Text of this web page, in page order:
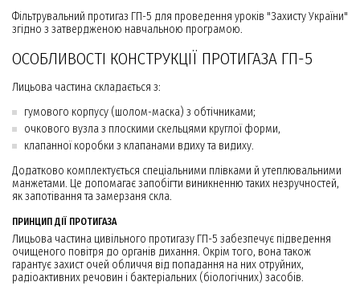
Фільтрувальний протигаз ГП-5 для проведення уроків "Захисту України"
згідно з затвердженою навчальною програмою.
ОСОБЛИВОСТІ КОНСТРУКЦІЇ ПРОТИГАЗА ГП-5
Лицьова частина складається з:
гумового корпусу (шолом-маска) з обтічниками;
очкового вузла з плоскими скельцями круглої форми,
клапанної коробки з клапанами вдиху та видиху.
Додатково комплектується спеціальними плівками й утеплювальними
манжетами. Це допомагає запобігти виникненню таких незручностей,
як запотівання та замерзаня скла.
ПРИНЦИП ДІЇ ПРОТИГАЗА
Лицьова частина цивільного протигазу ГП-5 забезпечує підведення
очищеного повітря до органів дихання. Окрім того, вона також
гарантує захист очей обличчя від попадання на них отруйних,
радіоактивних речовин і бактеріальних (біологічних) засобів.